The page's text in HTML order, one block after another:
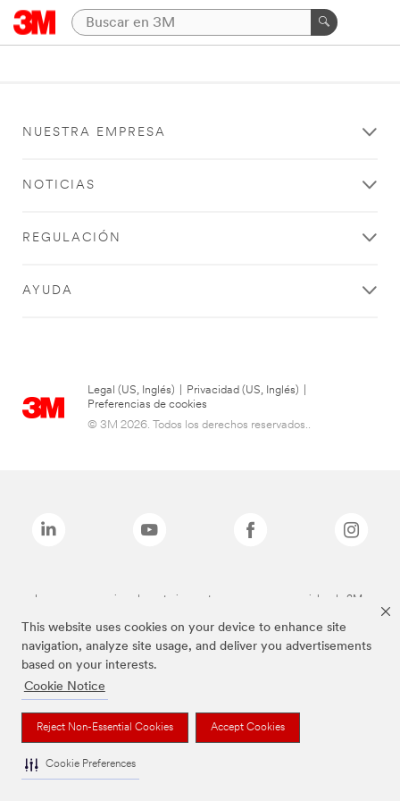
This website uses cookies on your device to enhance site
navigation, analyze site usage, and deliver you advertisements
based on your interests.
Cookie Notice
Reject Non-Essential Cookies Accept Cookies
Cookie Preferences
NUESTRA EMPRESA
NOTICIAS
REGULACIÓN
AYUDA
Legal (US, Inglés) Privacidad (US, Inglés)
Preferencias de cookies
© 3M 2026. Todos los derechos reservados..
Las marcas mencionadas anteriormente son marcas comerciales de 3M.